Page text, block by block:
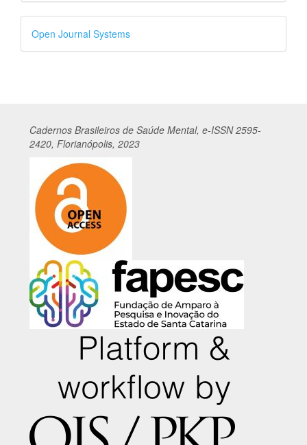
Desenvolvido
por
Open Journal Systems
Cadernos Brasileiros de Saúde Mental, e-ISSN 2595-
2420, Florianópolis, 2023